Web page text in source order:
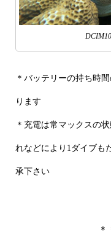
＊バッテリーの持ち時
ります
＊充電は常マックスの
れなどにより1ダイブも
承下さい